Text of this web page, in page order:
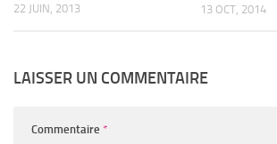
22 JUIN, 2013 13 OCT, 2014
LAISSER UN COMMENTAIRE
Commentaire *